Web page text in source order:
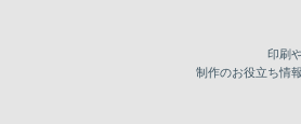
印刷
制作のお役立ち情